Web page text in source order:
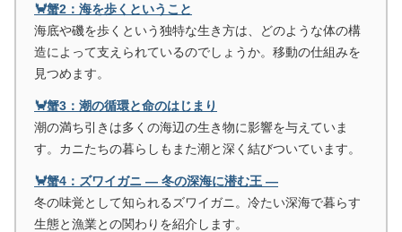
🦀蟹2：海を歩くということ
海底や磯を歩くという独特な生き方は、どのような体の構
造によって支えられているのでしょうか。移動の仕組みを
見つめます。
🦀蟹3：潮の循環と命のはじまり
潮の満ち引きは多くの海辺の生き物に影響を与えていま
す。カニたちの暮らしもまた潮と深く結びついています。
🦀蟹4：ズワイガニ ― 冬の深海に潜む王 ―
冬の味覚として知られるズワイガニ。冷たい深海で暮らす
生態と漁業との関わりを紹介します。